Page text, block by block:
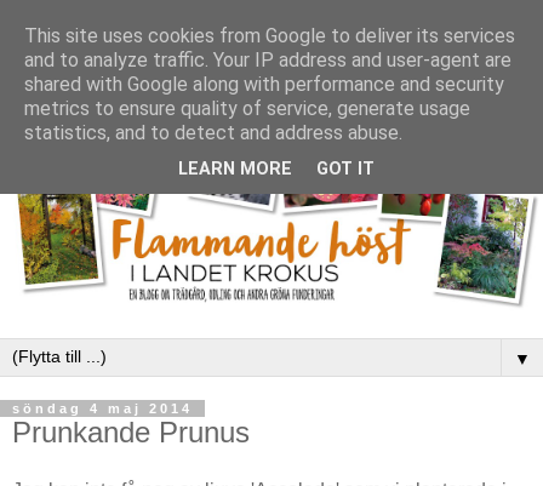
▼
söndag 4 maj 2014
Prunkande Prunus
This site uses cookies from Google to deliver its services
and to analyze traffic. Your IP address and user-agent are
shared with Google along with performance and security
metrics to ensure quality of service, generate usage
statistics, and to detect and address abuse.
LEARN MORE GOT IT